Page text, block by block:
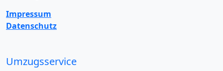
Impressum
Datenschutz
Umzugsservice